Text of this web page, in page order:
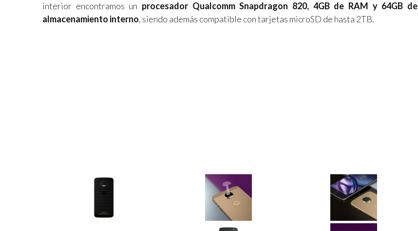
interior encontramos un procesador Qualcomm Snapdragon 820, 4GB de RAM y 64GB de
almacenamiento interno, siendo además compatible con tarjetas microSD de hasta 2TB.